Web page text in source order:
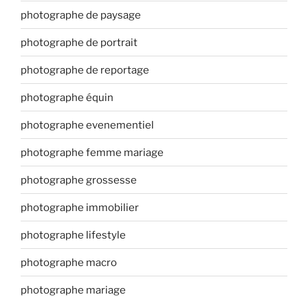
photographe de paysage
photographe de portrait
photographe de reportage
photographe équin
photographe evenementiel
photographe femme mariage
photographe grossesse
photographe immobilier
photographe lifestyle
photographe macro
photographe mariage